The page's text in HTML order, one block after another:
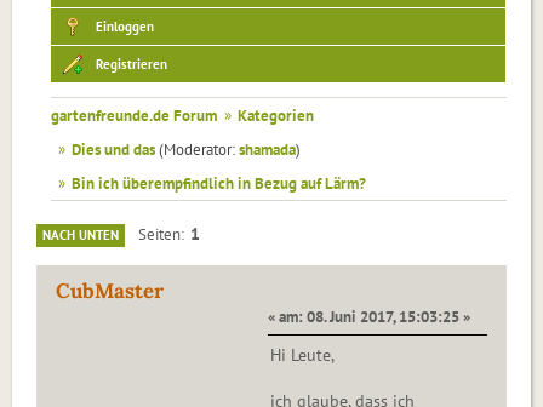
Einloggen
Registrieren
gartenfreunde.de Forum » Kategorien
» Dies und das(Moderator:shamada)
» Bin ich überempfindlich in Bezug auf Lärm?
NACH UNTEN Seiten 1
CubMaster
« am: 08. Juni 2017, 15:03:25 »
Hi Leute,
ich glaube, dass ich